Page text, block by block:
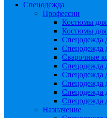
Спецодежда
Профессии
Костюмы
Костюмы для
Спецодежда
Спецодежда
Сварочные
Спецодежда
Спецодежда
Спецодежда
Спецодежда
Спецодежда
Назначение